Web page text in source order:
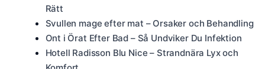
Rätt
Svullen mage efter mat – Orsaker och Behandling
Ont i Örat Efter Bad – Så Undviker Du Infektion
Hotell Radisson Blu Nice – Strandnära Lyx och